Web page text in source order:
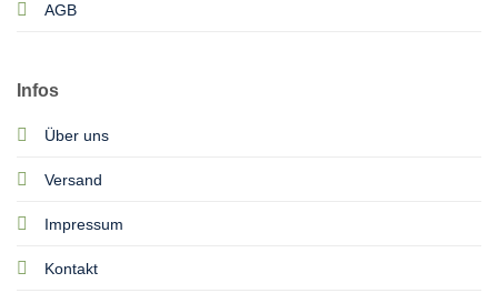
AGB
Infos
Über uns
Versand
Impressum
Kontakt